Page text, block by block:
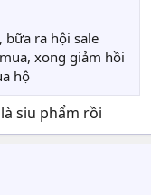
bữa ra hội sale
xong giảm hồi
hộ
siu phẩm rồi